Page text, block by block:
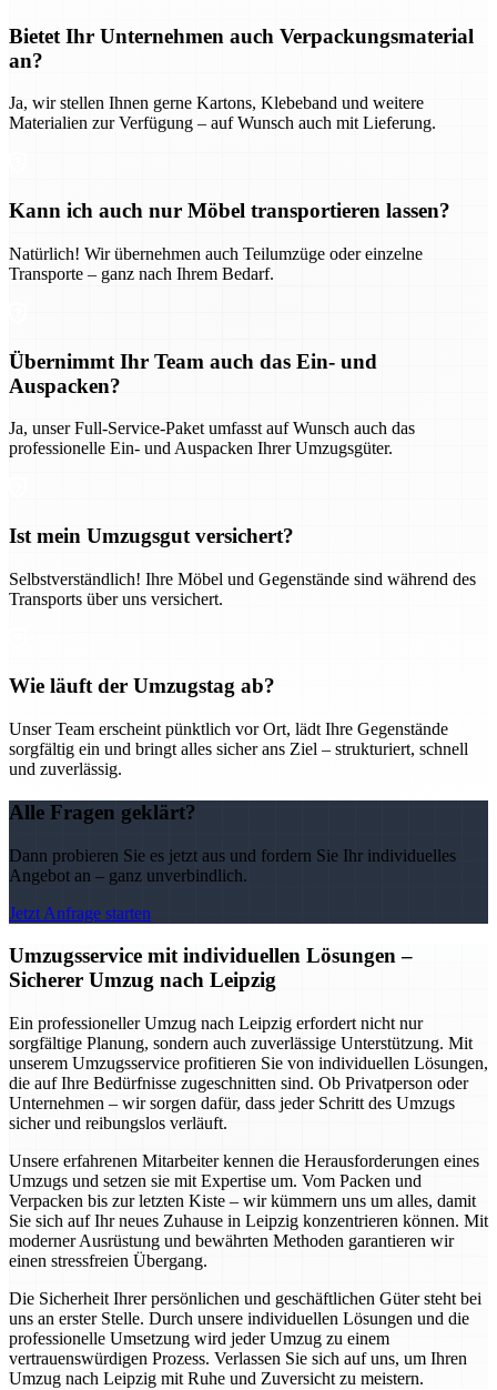
Bietet Ihr Unternehmen auch Verpackungsmaterial
an?
Ja, wir stellen Ihnen gerne Kartons, Klebeband und weitere
Materialien zur Verfügung – auf Wunsch auch mit Lieferung.
Kann ich auch nur Möbel transportieren lassen?
Natürlich! Wir übernehmen auch Teilumzüge oder einzelne
Transporte – ganz nach Ihrem Bedarf.
Übernimmt Ihr Team auch das Ein- und
Auspacken?
Ja, unser Full-Service-Paket umfasst auf Wunsch auch das
professionelle Ein- und Auspacken Ihrer Umzugsgüter.
Ist mein Umzugsgut versichert?
Selbstverständlich! Ihre Möbel und Gegenstände sind während des
Transports über uns versichert.
Wie läuft der Umzugstag ab?
Unser Team erscheint pünktlich vor Ort, lädt Ihre Gegenstände
sorgfältig ein und bringt alles sicher ans Ziel – strukturiert, schnell
und zuverlässig.
Alle Fragen geklärt?
Dann probieren Sie es jetzt aus und fordern Sie Ihr individuelles
Angebot an – ganz unverbindlich.
Jetzt Anfrage starten
Umzugsservice mit individuellen Lösungen –
Sicherer Umzug nach Leipzig
Ein professioneller Umzug nach Leipzig erfordert nicht nur
sorgfältige Planung, sondern auch zuverlässige Unterstützung. Mit
unserem Umzugsservice profitieren Sie von individuellen Lösungen,
die auf Ihre Bedürfnisse zugeschnitten sind. Ob Privatperson oder
Unternehmen – wir sorgen dafür, dass jeder Schritt des Umzugs
sicher und reibungslos verläuft.
Unsere erfahrenen Mitarbeiter kennen die Herausforderungen eines
Umzugs und setzen sie mit Expertise um. Vom Packen und
Verpacken bis zur letzten Kiste – wir kümmern uns um alles, damit
Sie sich auf Ihr neues Zuhause in Leipzig konzentrieren können. Mit
moderner Ausrüstung und bewährten Methoden garantieren wir
einen stressfreien Übergang.
Die Sicherheit Ihrer persönlichen und geschäftlichen Güter steht bei
uns an erster Stelle. Durch unsere individuellen Lösungen und die
professionelle Umsetzung wird jeder Umzug zu einem
vertrauenswürdigen Prozess. Verlassen Sie sich auf uns, um Ihren
Umzug nach Leipzig mit Ruhe und Zuversicht zu meistern.